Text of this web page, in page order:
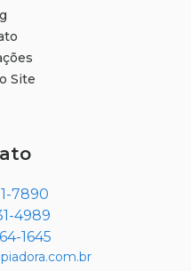
Site
7890
4989
1645